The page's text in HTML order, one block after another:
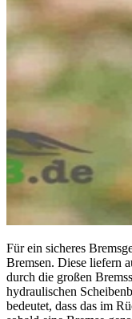
Für ein sicheres
Bremsen. Diese liefern
durch die großen
hydraulischen
bedeutet, dass das im